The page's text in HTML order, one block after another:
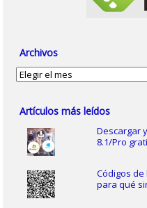
Archivos
Archivos
Artículos más leídos
Descargar
8.1/Pro
Códigos de
para qué